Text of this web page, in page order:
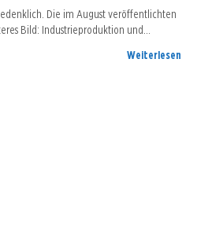
Die im August veröffentlichten
Bild: Industrieproduktion und…
Weiterlesen